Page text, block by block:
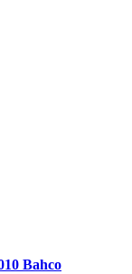
Bahco